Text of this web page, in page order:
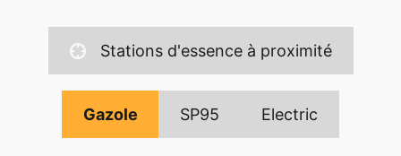
Stations d'essence à proximité
Gazole SP95 Electric